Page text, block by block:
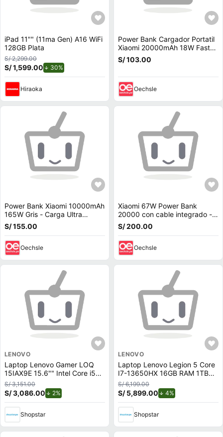
iPad 11"" (11ma Gen) A16 WiFi
128GB Plata
S/ 2,299.00
S/ 1,599.00 30%
Hiraoka
Power Bank Cargador Portatil
Xiaomi 20000mAh 18W Fast
Charger
S/ 103.00
Oechsle
Power Bank Xiaomi 10000mAh
165W Gris - Carga Ultra
Rápida y con cable integrado
S/ 155.00
Oechsle
Xiaomi 67W Power Bank
20000 con cable integrado -
Azul
S/ 200.00
Oechsle
LENOVO
Laptop Lenovo Gamer LOQ
15IAX9E 15.6"" Intel Core i5
512GB SSD 8GB NVIDIA
RTX2050
S/ 3,151.00
S/ 3,086.00 2%
Shopstar
LENOVO
Laptop Lenovo Legion 5 Core
I7-13650HX 16GB RAM 1TB
NVIDIA GeForce RTX 5060
S/ 6,199.00
S/ 5,899.00 4%
Shopstar